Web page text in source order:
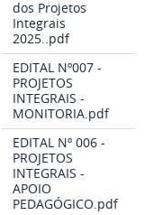
dos Projetos
Integrais
2025..pdf
EDITAL Nº007 -
PROJETOS
INTEGRAIS -
MONITORIA.pdf
EDITAL Nº 006 -
PROJETOS
INTEGRAIS -
APOIO
PEDAGÓGICO.pdf